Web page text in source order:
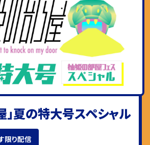
」夏の特大号スペシャル
限り配信